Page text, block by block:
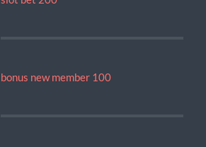
bonus new member 100